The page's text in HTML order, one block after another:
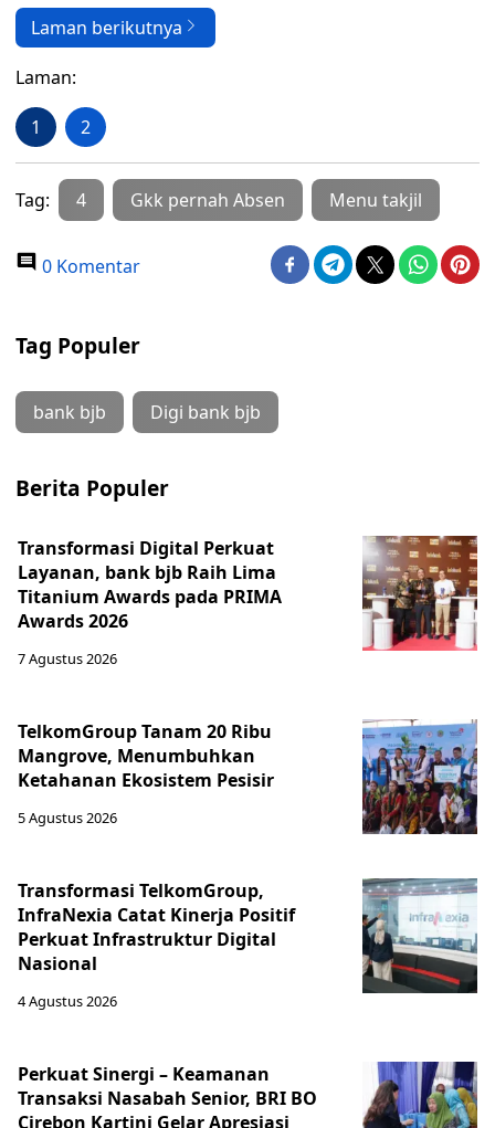
Laman berikutnya
Laman:
1 2
Tag: 4 Gkk pernah Absen Menu takjil
0 Komentar
Tag Populer
bank bjb Digi bank bjb
Berita Populer
Transformasi Digital Perkuat
Layanan, bank bjb Raih Lima
Titanium Awards pada PRIMA
Awards 2026
7 Agustus 2026
TelkomGroup Tanam 20 Ribu
Mangrove, Menumbuhkan
Ketahanan Ekosistem Pesisir
5 Agustus 2026
Transformasi TelkomGroup,
InfraNexia Catat Kinerja Positif
Perkuat Infrastruktur Digital
Nasional
4 Agustus 2026
Perkuat Sinergi – Keamanan
Transaksi Nasabah Senior, BRI BO
Cirebon Kartini Gelar Apresiasi